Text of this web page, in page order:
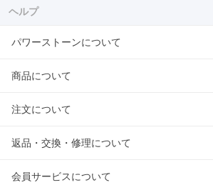
ヘルプ
パワーストーンについて
商品について
注文について
返品・交換・修理について
会員サービスについて